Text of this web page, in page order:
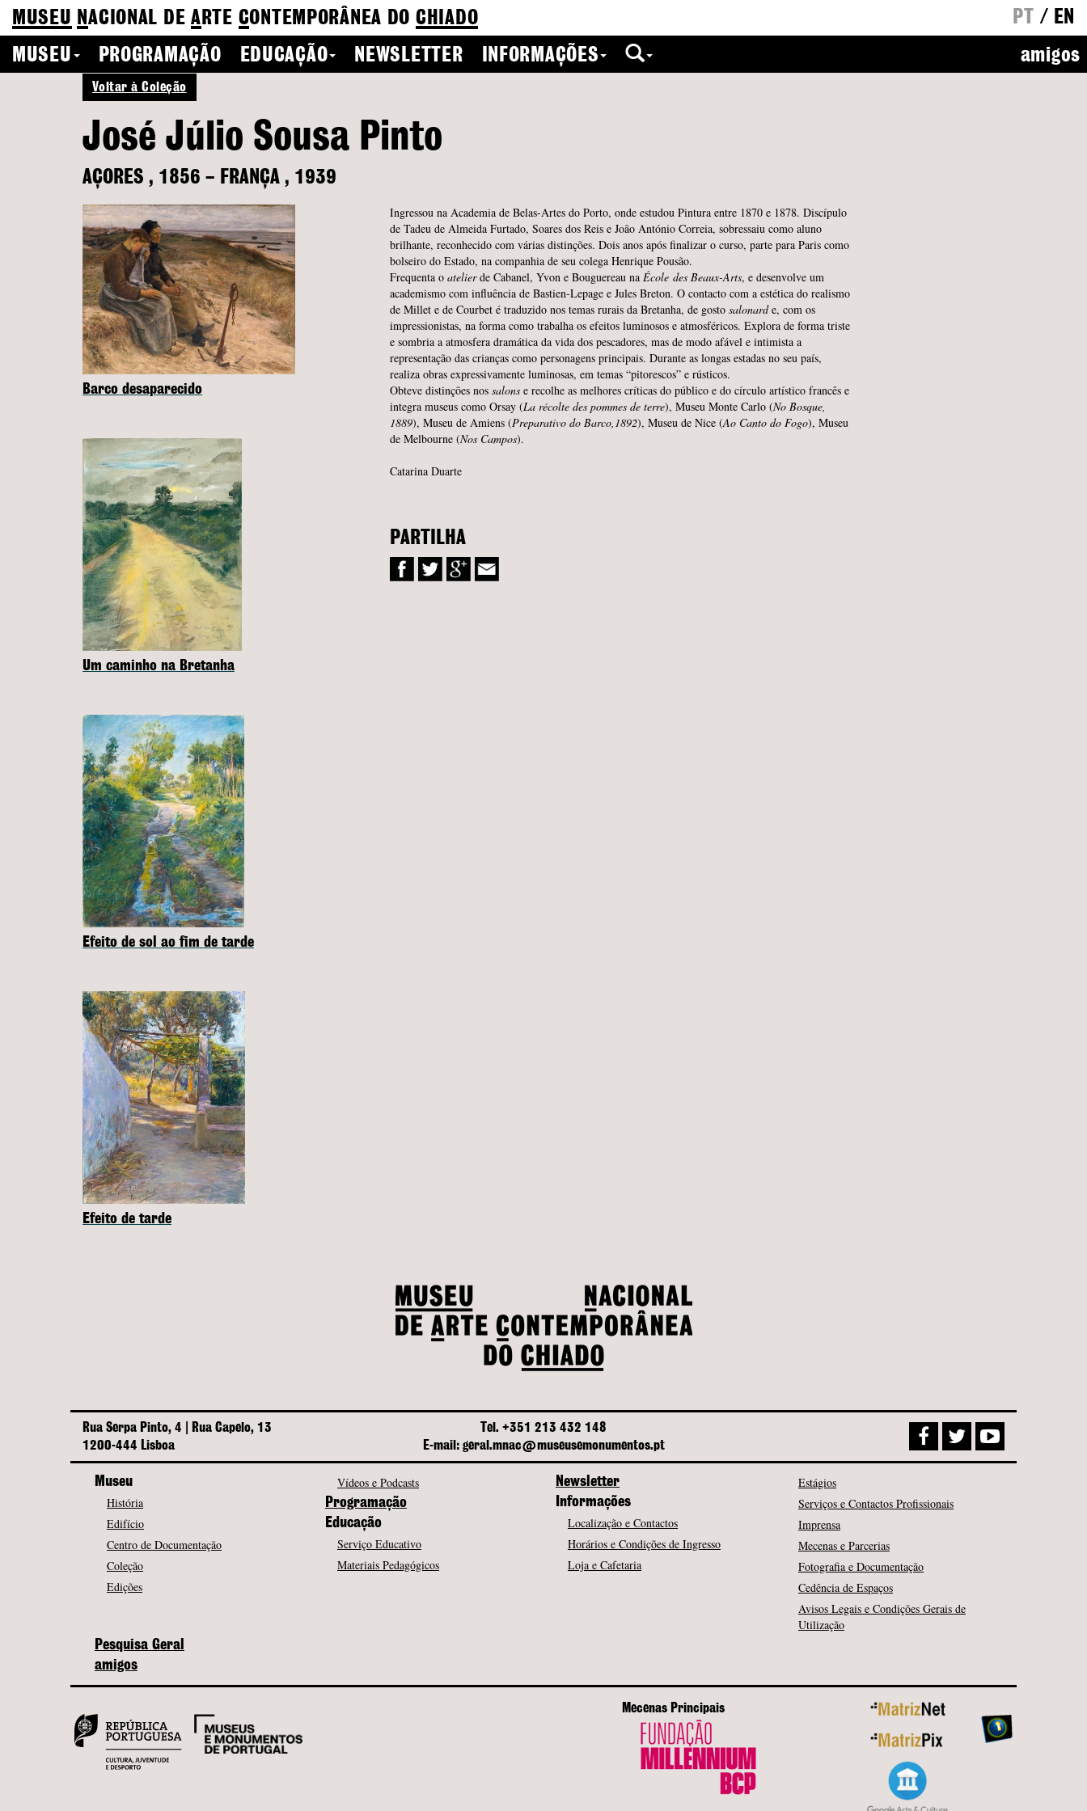
MUSEU NACIONAL DEA RTE CONTEMPORÂNEA DO CHIADO PT / EN
MUSEU
PROGRAMAÇÃO EDUCAÇÃO NEWSLETTER INFORMAÇÕES amigos
Voltar à Coleção
José Júlio Sousa Pinto
AÇORES , 1856 – FRANÇA , 1939
Ingressou na Academia de Belas-Artes do Porto, onde estudou Pintura entre 1870 e 1878. Discípulo
de Tadeu de Almeida Furtado, Soares dos Reis e João António Correia, sobressaiu como aluno
brilhante, reconhecido com várias distinções. Dois anos após finalizar o curso, parte para Paris como
bolseiro do Estado, na companhia de seu colega Henrique Pousão.
Frequenta o atelierde Cabanel, Yvon e Bouguereau na École des Beaux-Arts, e desenvolve um
academismo com influência de Bastien-Lepage e Jules Breton. O contacto com a estética do realismo
de Millet e de Courbet é traduzido nos temas rurais da Bretanha, de gosto salonarde, com os
impressionistas, na forma como trabalha os efeitos luminosos e atmosféricos. Explora de forma triste
e sombria a atmosfera dramática da vida dos pescadores, mas de modo afável e intimista a
representação das crianças como personagens principais. Durante as longas estadas no seu país,
realiza obras expressivamente luminosas, em temas “pitorescos” e rústicos.
Obteve distinções nos salons e recolhe as melhores críticas do público e do círculo artístico francês e
integra museus como Orsay (La récolte des pommes de terre), Museu Monte Carlo (No Bosque,
1889), Museu de Amiens (Preparativo do Barco,1892), Museu de Nice (Ao Canto do Fogo), Museu
de Melbourne (Nos Campos).
Catarina Duarte
PARTILHA
Barco desaparecido
Um caminho na Bretanha
Efeito de sol ao fim de tarde
Efeito de tarde
Rua Serpa Pinto, 4 | Rua Capelo, 13
1200-444 Lisboa
Tel. +351 213 432 148
E-mail: geral.mnac@museusemonumentos.pt
Museu
História
Edifício
Centro de Documentação
Coleção
Edições
Vídeos e Podcasts
Programação
Educação
Serviço Educativo
Materiais Pedagógicos
Newsletter
Informações
Localização e Contactos
Horários e Condições de Ingresso
Loja e Cafetaria
Estágios
Serviços e Contactos Profissionais
Imprensa
Mecenas e Parcerias
Fotografia e Documentação
Cedência de Espaços
Avisos Legais e Condições Gerais de
Utilização
Pesquisa Geral
amigos
Mecenas Principais